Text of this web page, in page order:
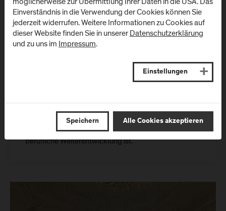
Gemeinsamer Nenner: Praxisnähe,
Tie
eindrucksvoll, wofür die Masterstudiengänge am
Department IT der FH Salzburg stehen: technische
präsentierten Projekte machten deutlich, dass Lehre
hier nicht am Semesterende endet – sondern der
Ausgangspunkt für Innovation, Forschung und
berufliche Weiterentwicklung ist.
Einverständnis in die Verwendung der Cookies können Sie
jederzeit widerrufen. Weitere Informationen zu Cookies auf
dieser Website finden Sie in unsererDatenschutzerklärung
und zu uns im Impressum.
Einstellungen
Speichern Alle Cookies akzeptieren